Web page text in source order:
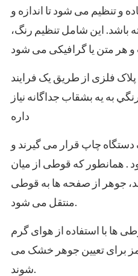
و تنظیم می شود تا اندازه و
این شامل تنظیم رنگ،
فلزی از طریق یک فرایند
به يه بشقاب جداگانه نياز
داره
چاپ قرار می گیرند و
. همانطور که قوطی از میان
جوهر از صفحه ها به قوطی
منتقل می شود.
ها با استفاده از هوای گرم
برای تعیین جوهر خشک می
شوند.